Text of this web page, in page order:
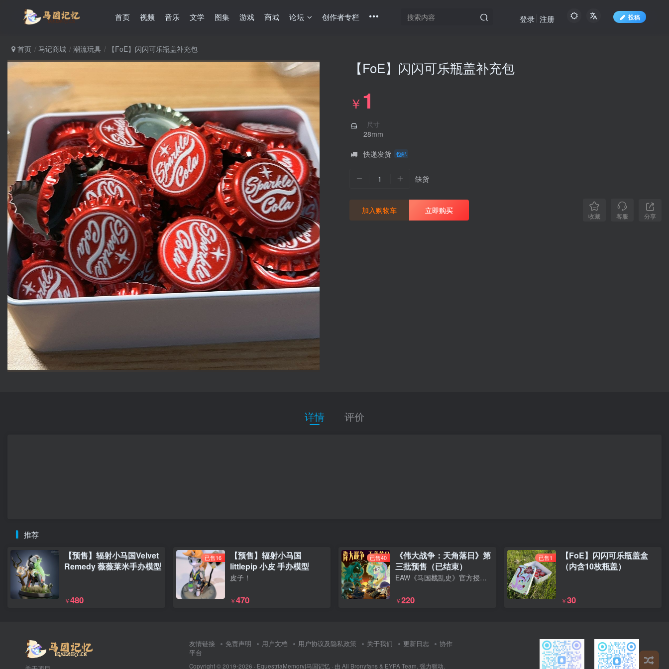
首页 视频 音乐 文学 图集 游戏 商城 论坛 创作者专栏 投稿
登录 注册
首页 马记商城 潮流玩具 【FoE】闪闪可乐瓶盖补充包
【FoE】闪闪可乐瓶盖补充包
￥ 1
尺寸
28mm
快递发货 包邮
1 缺货
加入购物车 立即购买
收藏 客服 分享
详情 评价
推荐
【预售】辐射小马国Velvet
Remedy 薇薇莱米手办模型
￥480
已售16
【预售】辐射小马国
littlepip 小皮 手办模型
皮子！
￥470
已售40
《伟大战争：天角落日》第
三批预售（已结束）
EAW《马国戡乱史》官方授权桌游《伟大战争：天角落日》预售已于2026.8.1结束，想要更多了解的请加官群：854568212
￥220
已售1
【FoE】闪闪可乐瓶盖盒
（内含10枚瓶盖）
￥30
友情链接 免责声明 用户文档 用户协议及隐私政策 关于我们 更新日志
协作
平台
Copyright © 2019-2026 · EquestriaMemory|马国记忆 · 由 All Bronyfans & EYPA Team. 强力驱动.